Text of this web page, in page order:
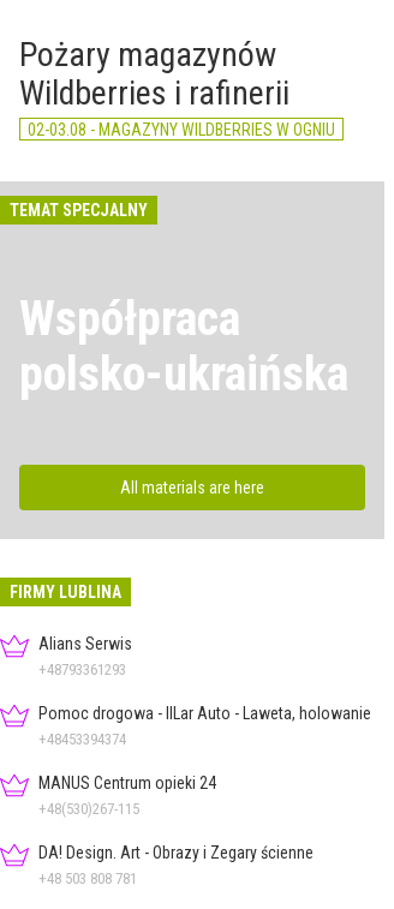
Pożary magazynów
Wildberries i rafinerii
02-03.08 - MAGAZYNY WILDBERRIES W OGNIU
TEMAT SPECJALNY
Współpraca
polsko-ukraińska
All materials are here
FIRMY LUBLINA
Alians Serwis
+48793361293
Pomoc drogowa - IlLar Auto - Laweta, holowanie
+48453394374
MANUS Centrum opieki 24
+48(530)267-115
DA! Design. Art - Obrazy i Zegary ścienne
+48 503 808 781